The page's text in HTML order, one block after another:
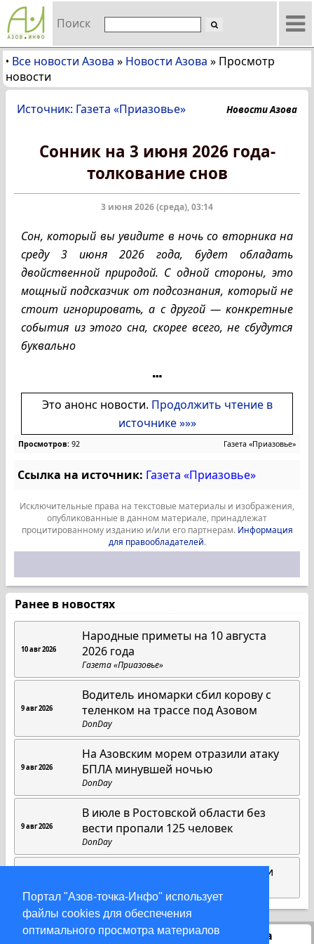
Портал "Азов-точка-Инфо" использует
файлы cookies для обеспечения
оптимального просмотра материалов
Поиск
• Все новости Азова » Новости Азова » Просмотр
новости
Источник: Газета «Приазовье» Новости Азова
Сонник на 3 июня 2026 года-
толкование снов
3 июня 2026 (среда), 03:14
Сон, который вы увидите в ночь со вторника на
среду 3 июня 2026 года, будет обладать
двойственной природой. С одной стороны, это
мощный подсказчик от подсознания, который не
стоит игнорировать, а с другой — конкретные
события из этого сна, скорее всего, не сбудутся
буквально
Это анонс новости. Продолжить чтение в
источнике »»»
Просмотров: 92 Газета «Приазовье»
Ссылка на источник: Газета «Приазовье»
Исключительные права на текстовые материалы и изображения,
опубликованные в данном материале, принадлежат
процитированному изданию и/или его партнерам. Информация
для правообладателей.
Ранее в новостях
10 авг 2026
Народные приметы на 10 августа
2026 года
Газета «Приазовье»
9 авг 2026
Водитель иномарки сбил корову с
теленком на трассе под Азовом
DonDay
9 авг 2026
На Азовским морем отразили атаку
БПЛА минувшей ночью
DonDay
9 авг 2026
В июле в Ростовской области без
вести пропали 125 человек
DonDay
Мастера, которые создают улыбки
Статистика